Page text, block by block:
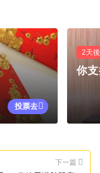
投票去
2天
你
下一篇